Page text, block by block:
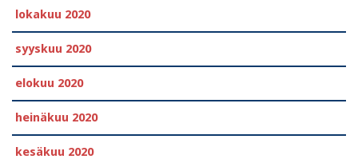
lokakuu 2020
syyskuu 2020
elokuu 2020
heinäkuu 2020
kesäkuu 2020